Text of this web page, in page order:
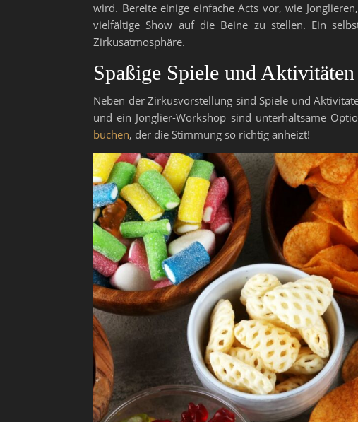
wird. Bereite einige einfache Acts vor, wie
vielfältige Show auf die Beine zu stellen. Ein
Zirkusatmosphäre.
Spaßige Spiele und Aktivitäten
Neben der Zirkusvorstellung sind Spiele und
und ein Jonglier-Workshop sind unterhaltsame
buchen, der die Stimmung so richtig anheizt!